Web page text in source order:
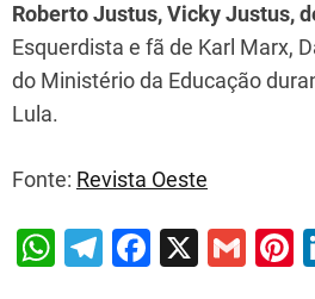
Roberto Justus, Vicky Justus,
Esquerdista e fã de Karl Marx,
do Ministério da Educação
Lula.
Fonte: Revista Oeste
W T
F
X
G